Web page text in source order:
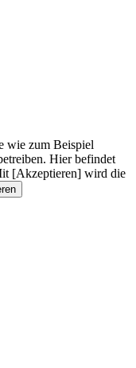
wie zum Beispiel
Hier befindet
[Akzeptieren] wird die